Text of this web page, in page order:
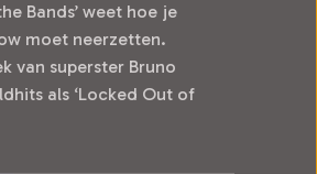
Bands’ weet hoe je
moet neerzetten.
van superster Bruno
als ‘Locked Out of